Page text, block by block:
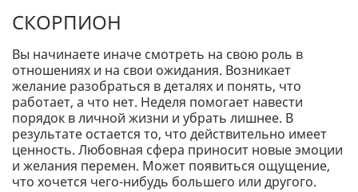
СКОРПИОН
Вы начинаете иначе смотреть на свою роль в
отношениях и на свои ожидания. Возникает
желание разобраться в деталях и понять, что
работает, а что нет. Неделя помогает навести
порядок в личной жизни и убрать лишнее. В
результате остается то, что действительно имеет
ценность. Любовная сфера приносит новые эмоции
и желания перемен. Может появиться ощущение,
что хочется чего-нибудь большего или другого.